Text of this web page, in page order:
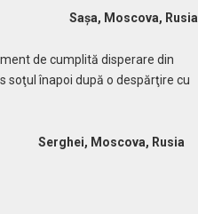
Rusia
de cumplită disperare din
soţul înapoi după o despărţire cu
Rusia